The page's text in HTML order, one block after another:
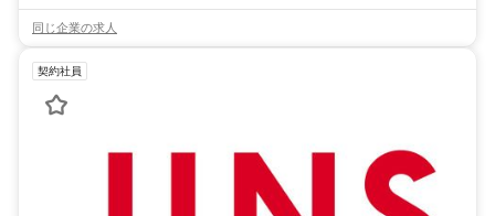
同じ企業の求人
契約社員